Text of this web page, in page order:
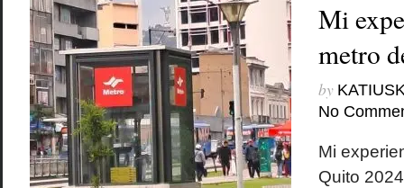
Mi
metro
by
No
Mi
Quito 2024